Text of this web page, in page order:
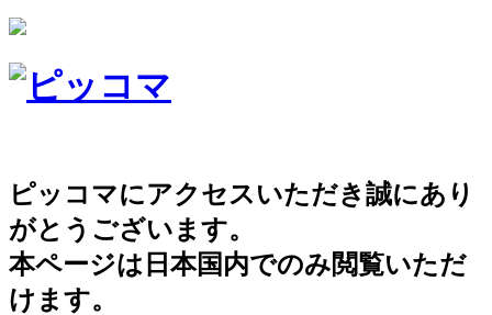
ピッコマにアクセスいただき誠にあり
がとうございます。
本ページは日本国内でのみ閲覧いただ
けます。